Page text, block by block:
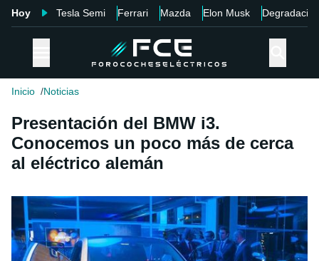
Hoy Tesla Semi Ferrari Mazda Elon Musk Degradación
Inicio Noticias
Presentación del BMW i3.
Conocemos un poco más de cerca
al eléctrico alemán